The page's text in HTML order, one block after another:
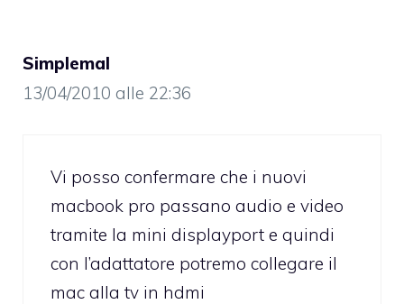
Simplemal
13/04/2010 alle 22:36
Vi posso confermare che i nuovi
macbook pro passano audio e video
tramite la mini displayport e quindi
con l’adattatore potremo collegare il
mac alla tv in hdmi